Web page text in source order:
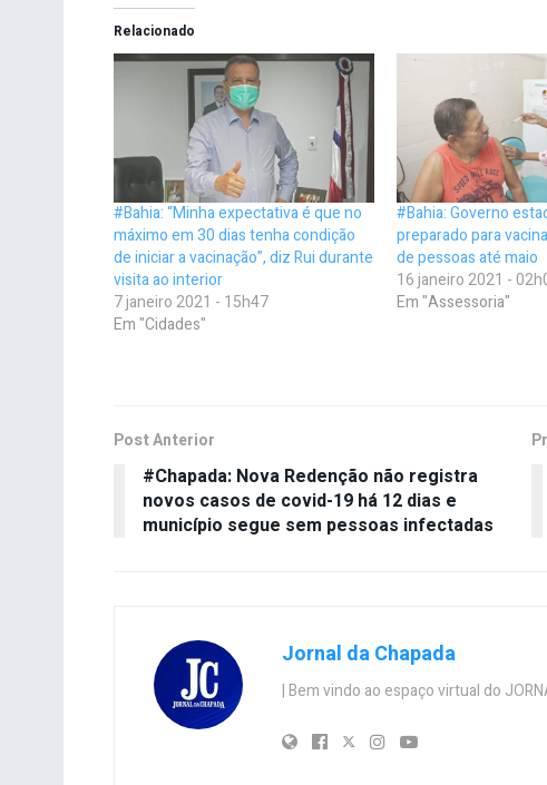
Relacionado
#Bahia: “Minha expectativa é que no
máximo em 30 dias tenha condição
de iniciar a vacinação”, diz Rui durante
visita ao interior
7 janeiro 2021 - 15h47
Em "Cidades"
#Bahia: Governo
preparado para
de pessoas até maio
16 janeiro 2021 -
Em "Assessoria"
Post Anterior
#Chapada: Nova Redenção não registra
novos casos de covid-19 há 12 dias e
município segue sem pessoas infectadas
Jornal da Chapada
| Bem vindo ao espaço virtual do